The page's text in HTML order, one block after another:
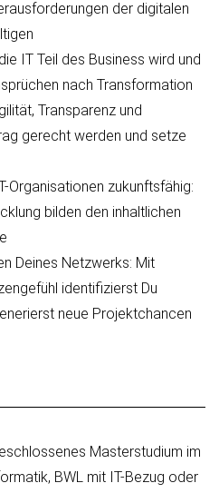
der digitalen
IT Teil des Business wird und
nach Transformation
Transparenz und
gerecht werden und setze
Organisationen zukunftsfähig:
bilden den inhaltlichen
Deines Netzwerks: Mit
identifizierst Du
neue Projektchancen
Masterstudium im
BWL mit IT-Bezug oder